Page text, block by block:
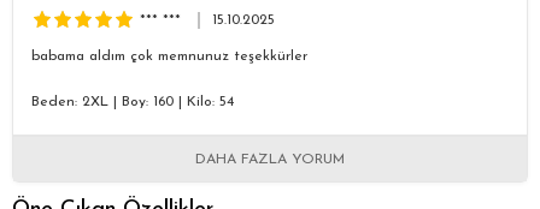
*** *** 15.10.2025
babama aldım çok memnunuz teşekkürler
Beden: 2XL Boy: 160 Kilo: 54
DAHA FAZLA YORUM